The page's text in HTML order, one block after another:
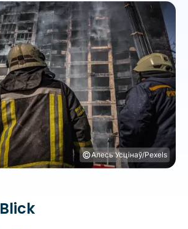
©Алесь Усцінаў/Pexels